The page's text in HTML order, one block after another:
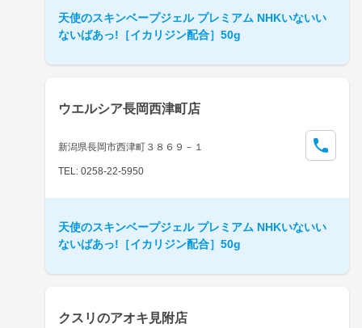
天使のスキンベープジェル プレミアム NHKいないい
ないばあっ!［イカリジン配合］50g
ウエルシア長岡西津町店
新潟県長岡市西津町３８６９－１
TEL: 0258-22-5950
天使のスキンベープジェル プレミアム NHKいないい
ないばあっ!［イカリジン配合］50g
クスリのアオキ見附店